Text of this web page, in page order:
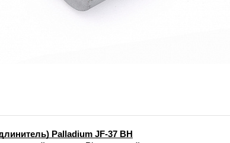
Palladium JF-37 BH